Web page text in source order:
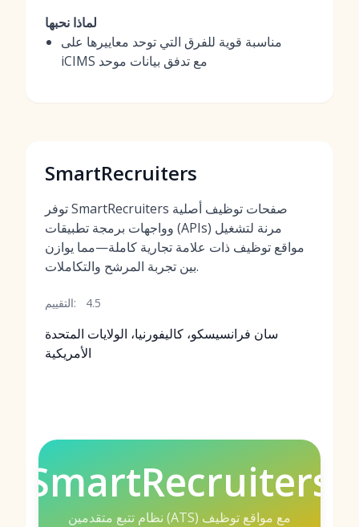
لماذا نحبها
مناسبة قوية للفرق التي توحد معاييرها على
iCIMS مع تدفق بيانات موحد
SmartRecruiters
توفر SmartRecruiters صفحات توظيف أصلية
وواجهات برمجة تطبيقات (APIs) مرنة لتشغيل
مواقع توظيف ذات علامة تجارية كاملة—مما يوازن
بين تجربة المرشح والتكاملات.
التقييم: 4.5
سان فرانسيسكو، كاليفورنيا، الولايات المتحدة
الأمريكية
SmartRecruiters
نظام تتبع متقدمين (ATS) مع مواقع توظيف